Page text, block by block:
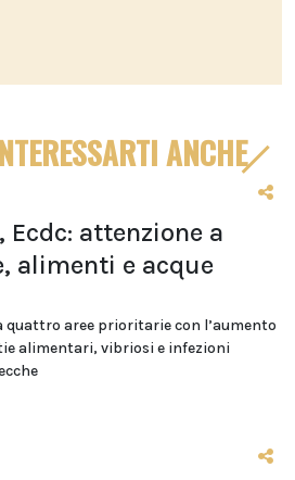
ANCHE
Ecdc: attenzione a
alimenti e acque
quattro aree prioritarie con l’aumento
alimentari, vibriosi e infezioni